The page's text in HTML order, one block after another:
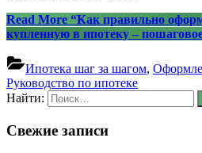
Read More “Как правильно
купленную в ипотеку –
Ипотека шаг за шагом,
Руководство по ипотеке
Найти:
Свежие записи